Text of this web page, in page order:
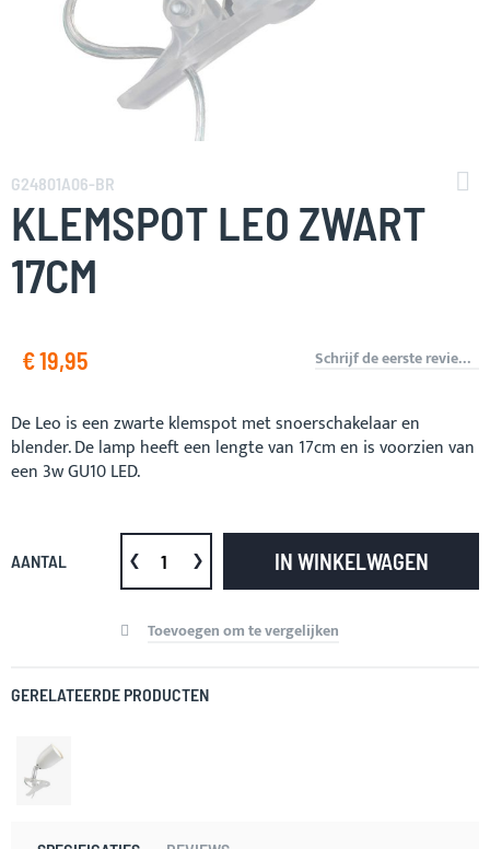
naar
het
begin
van
de
afbeeldingen-
G24801A06-BR
KLEMSPOT LEO ZWART
17CM
€ 19,95 Schrijf de eerste review over dit product
De Leo is een zwarte klemspot met snoerschakelaar en
blender. De lamp heeft een lengte van 17cm en is voorzien van
een 3w GU10 LED.
AANTAL IN WINKELWAGEN
Toevoegen om te vergelijken
GERELATEERDE PRODUCTEN